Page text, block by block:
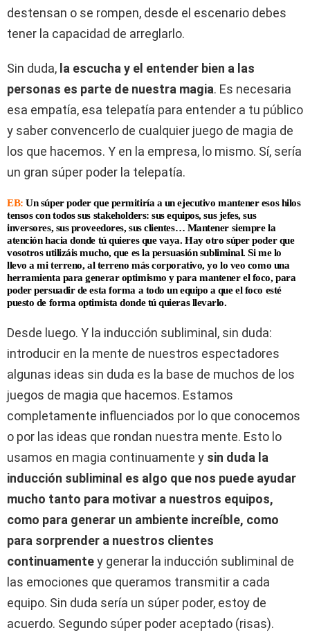
destensan o se rompen, desde el escenario debes
tener la capacidad de arreglarlo.
Sin duda, la escucha y el entender bien a las
personas es parte de nuestra magia. Es necesaria
esa empatía, esa telepatía para entender a tu público
y saber convencerlo de cualquier juego de magia de
los que hacemos. Y en la empresa, lo mismo. Sí, sería
un gran súper poder la telepatía.
EB: Un súper poder que permitiría a un ejecutivo mantener esos hilos
tensos con todos sus stakeholders: sus equipos, sus jefes, sus
inversores, sus proveedores, sus clientes… Mantener siempre la
atención hacia donde tú quieres que vaya. Hay otro súper poder que
vosotros utilizáis mucho, que es la persuasión subliminal. Si me lo
llevo a mi terreno, al terreno más corporativo, yo lo veo como una
herramienta para generar optimismo y para mantener el foco, para
poder persuadir de esta forma a todo un equipo a que el foco esté
puesto de forma optimista donde tú quieras llevarlo.
Desde luego. Y la inducción subliminal, sin duda:
introducir en la mente de nuestros espectadores
algunas ideas sin duda es la base de muchos de los
juegos de magia que hacemos. Estamos
completamente influenciados por lo que conocemos
o por las ideas que rondan nuestra mente. Esto lo
usamos en magia continuamente y sin duda la
inducción subliminal es algo que nos puede ayudar
mucho tanto para motivar a nuestros equipos,
como para generar un ambiente increíble, como
para sorprender a nuestros clientes
continuamentey generar la inducción subliminal de
las emociones que queramos transmitir a cada
equipo. Sin duda sería un súper poder, estoy de
acuerdo. Segundo súper poder aceptado (risas).